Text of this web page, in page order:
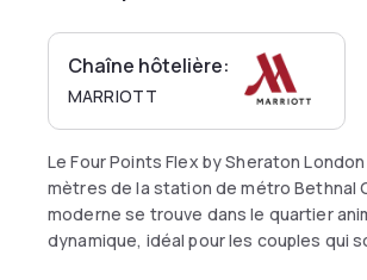
Chaîne hôtelière:
MARRIOTT
Le Four Points Flex by Sheraton
mètres de la station de métro Bethnal
moderne se trouve dans le quartier
dynamique, idéal pour les couples qui